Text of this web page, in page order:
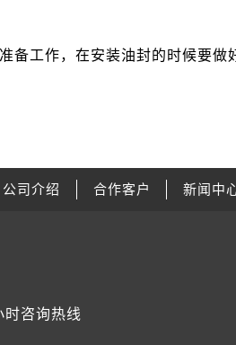
工作，在安装油封的时候要做
公司介绍 合作客户 新闻中
时咨询热线